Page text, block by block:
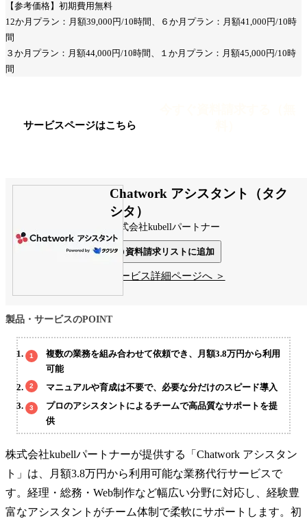
【参考価格】初期費用無料
12か月プラン：月額39,000円/10時間、６か月プラン：月額41,000円/10時
間
３か月プラン：月額44,000円/10時間、１か月プラン：月額45,000円/10時
間
サービスページはこちら
Chatwork アシスタント（タク
シタ）
株式会社kubellパートナー
資料請求リストに追加
サービス詳細ページへ ＞
製品・サービスのPOINT
複数の業務を組み合わせて依頼でき、月額3.8万円から利用
可能
マニュアルや育成は不要で、必要な分だけのスピード導入
プロのアシスタントによるチームで高品質なサポートを提
供
株式会社kubellパートナーが提供する「Chatwork アシスタン
ト」は、月額3.8万円から利用可能な業務代行サービスで
す。経理・総務・Web制作など幅広い分野に対応し、経験豊
富なアシスタントがチーム体制で柔軟にサポートします。初